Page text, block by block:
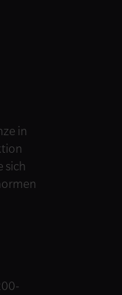
in
sich